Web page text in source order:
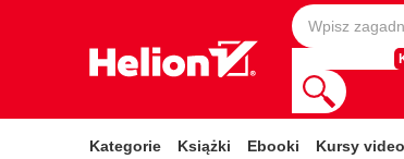
Kategorie Książki Ebooki Kursy video